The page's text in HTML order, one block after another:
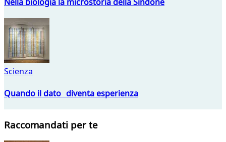
Scienza
Quando il dato diventa esperienza
Raccomandati per te